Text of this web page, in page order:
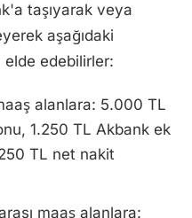
taşıyarak veya
aşağıdaki
edebilirler:
alanlara: 5.000 TL
1.250 TL Akbank ek
TL net nakit
maaş alanlara: